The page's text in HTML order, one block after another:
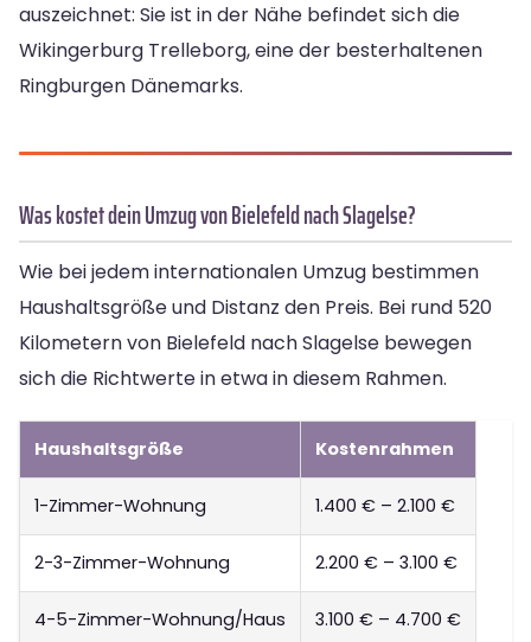
auszeichnet: Sie ist in der Nähe befindet sich die
Wikingerburg Trelleborg, eine der besterhaltenen
Ringburgen Dänemarks.
Was kostet dein Umzug von Bielefeld nach Slagelse?
Wie bei jedem internationalen Umzug bestimmen
Haushaltsgröße und Distanz den Preis. Bei rund 520
Kilometern von Bielefeld nach Slagelse bewegen
sich die Richtwerte in etwa in diesem Rahmen.
Haushaltsgröße Kostenrahmen
1-Zimmer-Wohnung 1.400 € – 2.100 €
2-3-Zimmer-Wohnung 2.200 € – 3.100 €
4-5-Zimmer-Wohnung/Haus 3.100 € – 4.700 €